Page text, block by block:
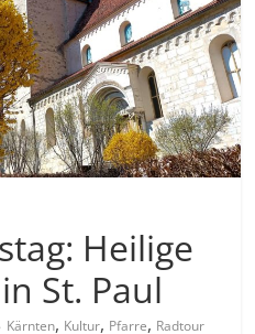
Heilige
St. Paul
Kärnten, Kultur, Pfarre, Radtour